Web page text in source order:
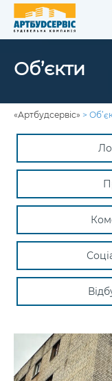
Об’єкти
«Артбудсервіс» >